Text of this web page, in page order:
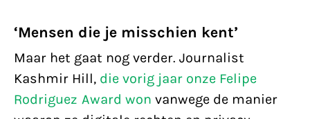
‘Mensen die je misschien kent’
Maar het gaat nog verder. Journalist
Kashmir Hill, die vorig jaar onze Felipe
Rodriguez Award won vanwege de manier